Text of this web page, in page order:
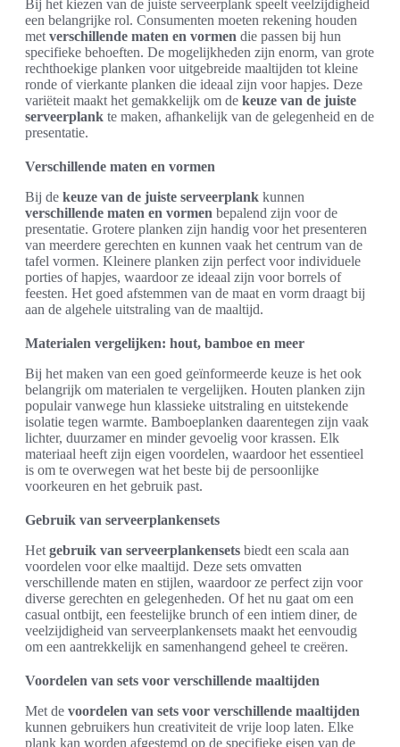
Bij het kiezen van de juiste serveerplank speelt veelzijdigheid
een belangrijke rol. Consumenten moeten rekening houden
met verschillende maten en vormen die passen bij hun
specifieke behoeften. De mogelijkheden zijn enorm, van grote
rechthoekige planken voor uitgebreide maaltijden tot kleine
ronde of vierkante planken die ideaal zijn voor hapjes. Deze
variëteit maakt het gemakkelijk om de keuze van de juiste
serveerplank te maken, afhankelijk van de gelegenheid en de
presentatie.
Verschillende maten en vormen
Bij de keuze van de juiste serveerplank kunnen
verschillende maten en vormen bepalend zijn voor de
presentatie. Grotere planken zijn handig voor het presenteren
van meerdere gerechten en kunnen vaak het centrum van de
tafel vormen. Kleinere planken zijn perfect voor individuele
porties of hapjes, waardoor ze ideaal zijn voor borrels of
feesten. Het goed afstemmen van de maat en vorm draagt bij
aan de algehele uitstraling van de maaltijd.
Materialen vergelijken: hout, bamboe en meer
Bij het maken van een goed geïnformeerde keuze is het ook
belangrijk om materialen te vergelijken. Houten planken zijn
populair vanwege hun klassieke uitstraling en uitstekende
isolatie tegen warmte. Bamboeplanken daarentegen zijn vaak
lichter, duurzamer en minder gevoelig voor krassen. Elk
materiaal heeft zijn eigen voordelen, waardoor het essentieel
is om te overwegen wat het beste bij de persoonlijke
voorkeuren en het gebruik past.
Gebruik van serveerplankensets
Het gebruik van serveerplankensets biedt een scala aan
voordelen voor elke maaltijd. Deze sets omvatten
verschillende maten en stijlen, waardoor ze perfect zijn voor
diverse gerechten en gelegenheden. Of het nu gaat om een
casual ontbijt, een feestelijke brunch of een intiem diner, de
veelzijdigheid van serveerplankensets maakt het eenvoudig
om een aantrekkelijk en samenhangend geheel te creëren.
Voordelen van sets voor verschillende maaltijden
Met de voordelen van sets voor verschillende maaltijden
kunnen gebruikers hun creativiteit de vrije loop laten. Elke
plank kan worden afgestemd op de specifieke eisen van de